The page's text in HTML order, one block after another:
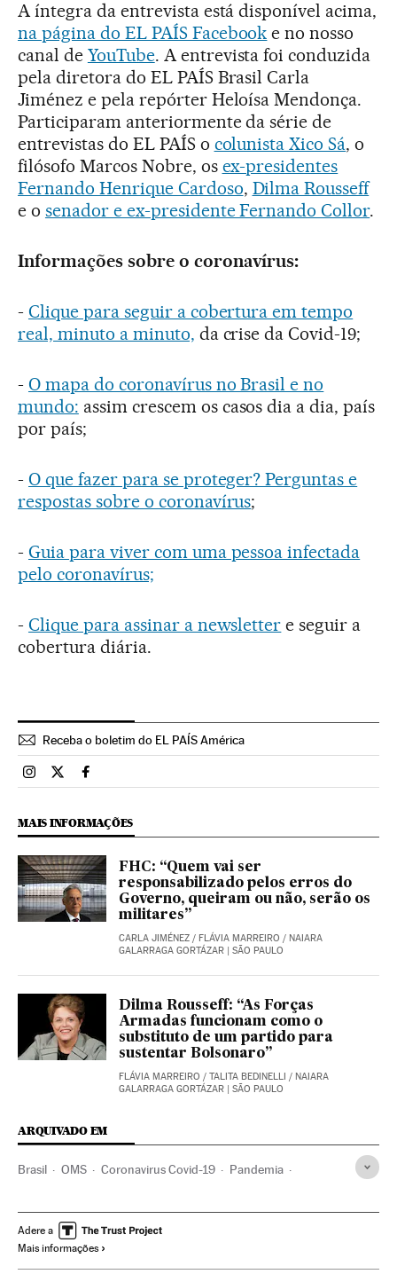
A íntegra da entrevista está disponível acima,
na página do EL PAÍS Facebook e no nosso
canal de YouTube. A entrevista foi conduzida
pela diretora do EL PAÍS Brasil Carla
Jiménez e pela repórter Heloísa Mendonça.
Participaram anteriormente da série de
entrevistas do EL PAÍS o colunista Xico Sá, o
filósofo Marcos Nobre, os ex-presidentes
Fernando Henrique Cardoso, Dilma Rousseff
e o senador e ex-presidente Fernando Collor.
Informações sobre o coronavírus:
- Clique para seguir a cobertura em tempo
real, minuto a minuto, da crise da Covid-19;
- O mapa do coronavírus no Brasil e no
mundo: assim crescem os casos dia a dia, país
por país;
- O que fazer para se proteger? Perguntas e
respostas sobre o coronavírus;
- Guia para viver com uma pessoa infectada
pelo coronavírus;
- Clique para assinar a newsletter e seguir a
cobertura diária.
Receba o boletim do EL PAÍS América
Brasil El País Brasil en Instagram
Brasil El País Brasil en Twitter
Brasil El País Brasil en Facebook
MAIS INFORMAÇÕES
FHC: “Quem vai ser
responsabilizado pelos erros do
Governo, queiram ou não, serão os
militares”
CARLA JIMÉNEZ / FLÁVIA MARREIRO / NAIARA
GALARRAGA GORTÁZAR | SÃO PAULO
Dilma Rousseff: “As Forças
Armadas funcionam como o
substituto de um partido para
sustentar Bolsonaro”
FLÁVIA MARREIRO / TALITA BEDINELLI / NAIARA
GALARRAGA GORTÁZAR | SÃO PAULO
ARQUIVADO EM
Brasil OMS Coronavirus Covid-19 Pandemia
Ministério Saúde Maria Alice Setubal
Adere a
Mais informações